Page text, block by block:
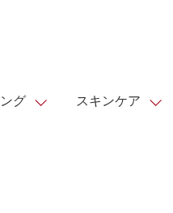
グ スキンケア